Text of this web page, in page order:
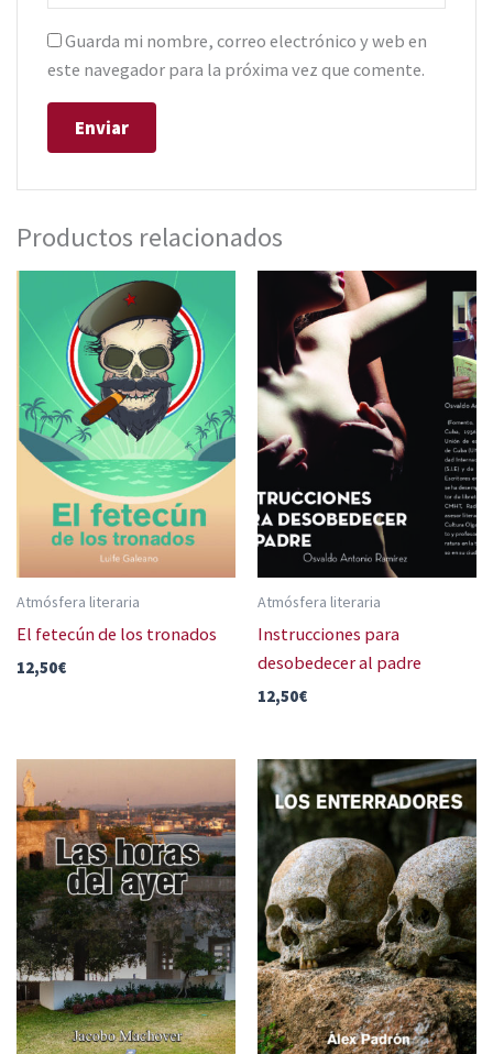
Guarda mi nombre, correo electrónico y web en
este navegador para la próxima vez que comente.
Productos relacionados
Atmósfera literaria
El fetecún de los tronados
12,50€
Atmósfera literaria
Instrucciones para
desobedecer al padre
12,50€